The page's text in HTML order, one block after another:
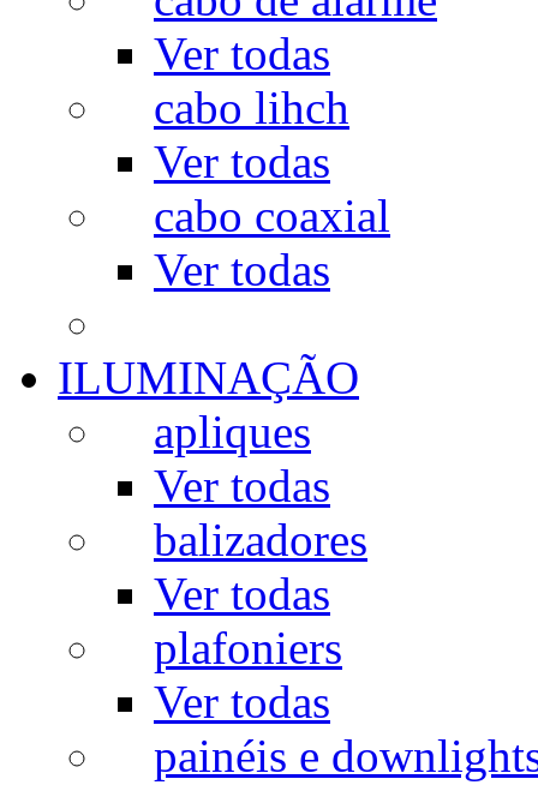
Ver todas
cabo lihch
Ver todas
cabo coaxial
Ver todas
ILUMINAÇÃO
apliques
Ver todas
balizadores
Ver todas
plafoniers
Ver todas
painéis e